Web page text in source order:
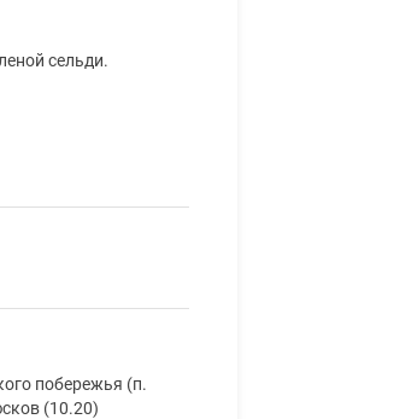
сельди.
побережья (п.
(10.20)